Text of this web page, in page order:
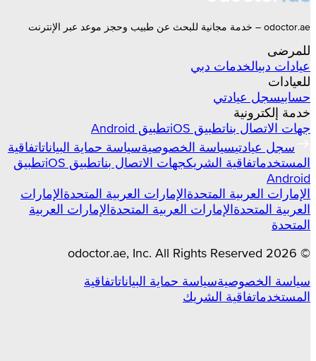
odoctor.ae – خدمة مجانية للبحث عن طبيب وحجز موعد عبر الإنترنت
للمرضى
عيادات دبيالخدمات دبي
للعيادات
حسابيسجل عيادتي
خدمة إلكترونية
جهات الاتصال بناتطبيق iOS
تطبيق Android
سجل عيادتيسياسة الخصوصيةسياسة حماية البياناتاتفاقية
المستخدماتفاقية الشريكجهات الاتصال بناتطبيق iOS
تطبيق
Android
الإمارات العربية المتحدةالإمارات العربية المتحدةالإمارات
العربية المتحدةالإمارات العربية المتحدةالإمارات العربية
المتحدة
©
2026
odoctor.ae , Inc. All Rights Reserved
سياسة الخصوصيةسياسة حماية البياناتاتفاقية
المستخدماتفاقية الشريك